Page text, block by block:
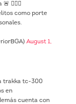
👮🏻‍♂️
como porte
August 1,
trakka tc-300
en
cuenta con